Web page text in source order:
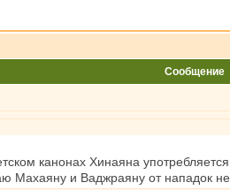
Сообщение
канонах Хинаяна
и Ваджраяну от нападок